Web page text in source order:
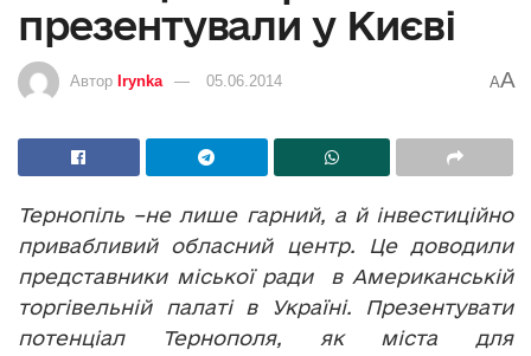
презентували у Києві
Автор Irynka 05.06.2014 AA
Тернопіль –не лише гарний, а й інвестиційно
привабливий обласний центр. Це доводили
представники міської ради в Американській
торгівельній палаті в Україні. Презентувати
потенціал Тернополя, як міста для